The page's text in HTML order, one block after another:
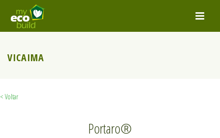
VICAIMA
< Voltar
Portaro®